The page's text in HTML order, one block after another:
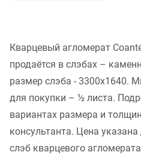
Кварцевый агломерат
продаётся в слэбах –
размер слэба - 3300x1640.
для покупки – ½ листа.
вариантах размера и
консультанта. Цена
слэб кварцевого